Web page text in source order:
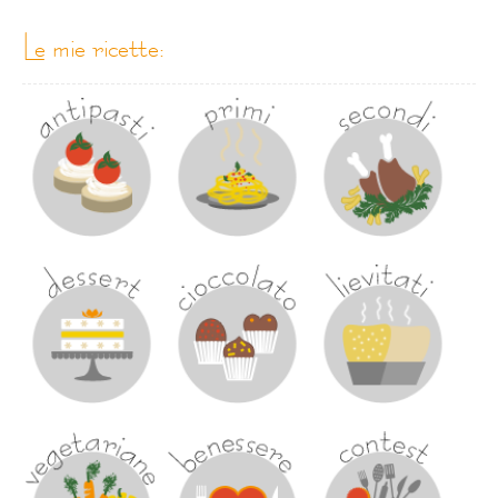
le mie ricette: